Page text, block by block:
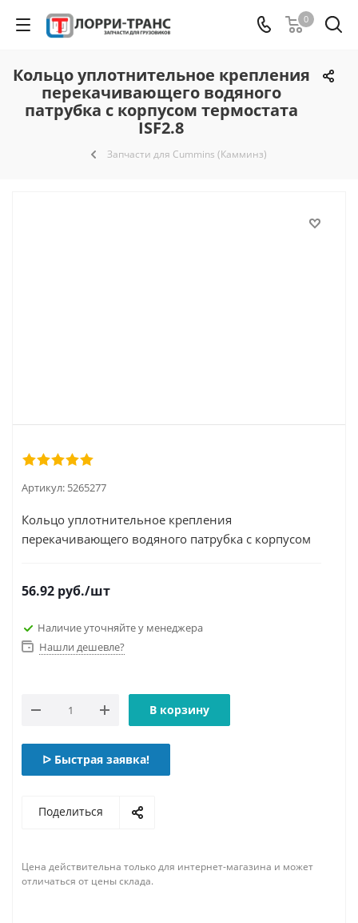
0
Кольцо уплотнительное крепления
перекачивающего водяного
патрубка с корпусом термостата
ISF2.8
Запчасти для Cummins (Камминз)
Артикул: 5265277
Кольцо уплотнительное крепления
перекачивающего водяного патрубка с корпусом
56.92 руб./шт
Наличие уточняйте у менеджера
Нашли дешевле?
В корзину
ᐅ Быстрая заявка!
Поделиться
Цена действительна только для интернет-магазина и может
отличаться от цены склада.